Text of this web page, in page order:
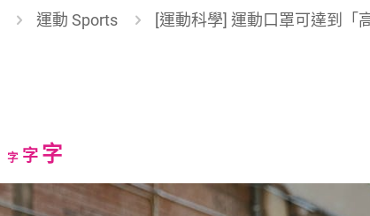
運動 Sports [運動科學] 運動口罩可達到「
字Decrease
size.
字Reset
size.
字Increase
font
size.